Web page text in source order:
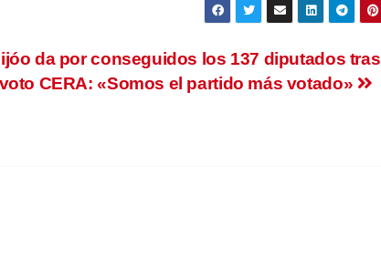
da por conseguidos los 137 diputados tras
CERA: «Somos el partido más votado»